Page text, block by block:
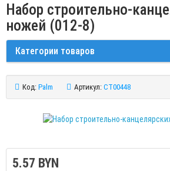
Набор строительно-
ножей (012-8)
Категории товаров
Код: Palm Артикул: CT00448
5.57 BYN